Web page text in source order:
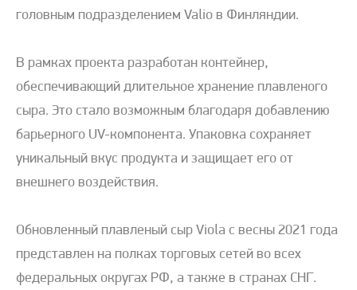
головным подразделением Valio в Финляндии.
В рамках проекта разработан контейнер,
обеспечивающий длительное хранение плавленого
сыра. Это стало возможным благодаря добавлению
барьерного UV-компонента. Упаковка сохраняет
уникальный вкус продукта и защищает его от
внешнего воздействия.
Обновленный плавленый сыр Viola с весны 2021 года
представлен на полках торговых сетей во всех
федеральных округах РФ, а также в странах СНГ.